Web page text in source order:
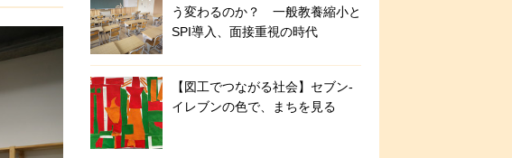
う変わるのか？ 一般教養縮小と
SPI導入、面接重視の時代
【図工でつながる社会】セブン‐
イレブンの色で、まちを見る